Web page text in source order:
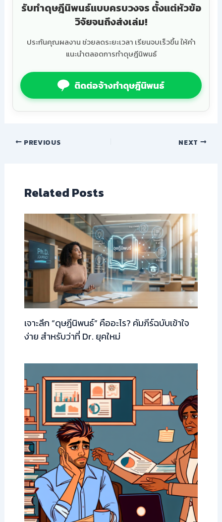
รับทำดุษฎีนิพนธ์แบบครบวงจร ตั้งแต่หัวข้อ
วิจัยจนถึงส่งเล่ม!
ประกันคุณผลงาน ช่วยลดระยะเวลา เรียนจบเร็วขึ้น ให้คำ
แนะนำตลอดการทำดุษฎีนิพนธ์
ติดต่อจ้างทำดุษฎีนิพนธ์
PREVIOUS NEXT
Related Posts
เจาะลึก “ดุษฎีนิพนธ์” คืออะไร? คัมภีร์ฉบับเข้าใจ
ง่าย สำหรับว่าที่ Dr. ยุคใหม่